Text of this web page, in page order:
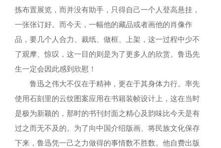
拣布置展览，而并没有助手，只得自己一个人登高悬挂，
一张张订好。而今天，一幅他的藏品或者画他的肖像作
品，要几个人合力、裁纸、做框、上架，这一过程中少不
了观摩、惊叹，这一目的则是为了更多人的欣赏。鲁迅先
生一定会因此感到欣慰！
鲁迅之伟大不仅在于精神，更在于其身体力行。率先
使用石刻里的云纹图案应用在书籍装帧设计上，这在当时
是极为新颖的，那时的书刊封面之精心及韵味比今天是有
过之而无不及的。为了向中国介绍版画、将民族文化保存
下来，鲁迅凭一己之力做得的事情数不胜数。他自费出版